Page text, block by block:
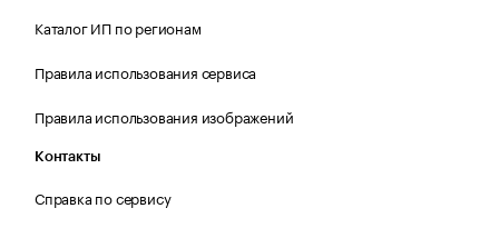
Каталог ИП по регионам
Правила использования сервиса
Правила использования изображений
Контакты
Справка по сервису